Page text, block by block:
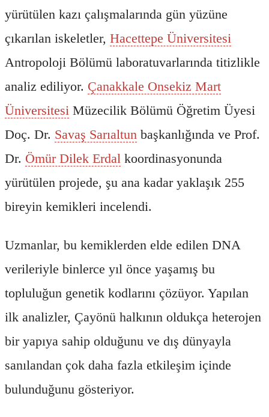
yürütülen kazı çalışmalarında gün yüzüne
çıkarılan iskeletler, Hacettepe Üniversitesi
Antropoloji Bölümü laboratuvarlarında titizlikle
analiz ediliyor. Çanakkale Onsekiz Mart
Üniversitesi Müzecilik Bölümü Öğretim Üyesi
Doç. Dr. Savaş Sarıaltun başkanlığında ve Prof.
Dr. Ömür Dilek Erdal koordinasyonunda
yürütülen projede, şu ana kadar yaklaşık 255
bireyin kemikleri incelendi.
Uzmanlar, bu kemiklerden elde edilen DNA
verileriyle binlerce yıl önce yaşamış bu
topluluğun genetik kodlarını çözüyor. Yapılan
ilk analizler, Çayönü halkının oldukça heterojen
bir yapıya sahip olduğunu ve dış dünyayla
sanılandan çok daha fazla etkileşim içinde
bulunduğunu gösteriyor.